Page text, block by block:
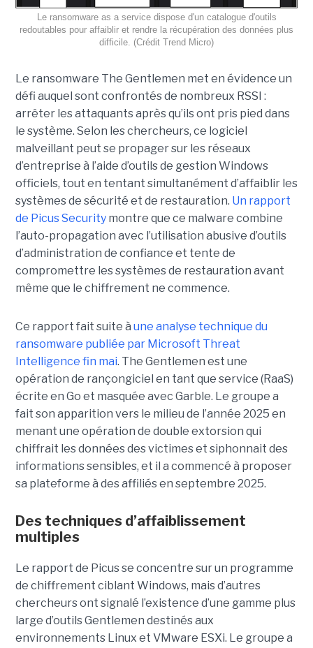
Le ransomware as a service dispose d'un catalogue d'outils
redoutables pour affaiblir et rendre la récupération des données plus
difficile. (Crédit Trend Micro)
Le ransomware The Gentlemen met en évidence un
défi auquel sont confrontés de nombreux RSSI :
arrêter les attaquants après qu’ils ont pris pied dans
le système. Selon les chercheurs, ce logiciel
malveillant peut se propager sur les réseaux
d’entreprise à l’aide d’outils de gestion Windows
officiels, tout en tentant simultanément d’affaiblir les
systèmes de sécurité et de restauration. Un rapport
de Picus Securitymontre que ce malware combine
l’auto-propagation avec l’utilisation abusive d’outils
d’administration de confiance et tente de
compromettre les systèmes de restauration avant
même que le chiffrement ne commence.
Ce rapport fait suite à une analyse technique du
ransomware publiée par Microsoft Threat
Intelligence fin mai. The Gentlemen est une
opération de rançongiciel en tant que service (RaaS)
écrite en Go et masquée avec Garble. Le groupe a
fait son apparition vers le milieu de l’année 2025 en
menant une opération de double extorsion qui
chiffrait les données des victimes et siphonnait des
informations sensibles, et il a commencé à proposer
sa plateforme à des affiliés en septembre 2025.
Des techniques d’affaiblissement
multiples
Le rapport de Picus se concentre sur un programme
de chiffrement ciblant Windows, mais d’autres
chercheurs ont signalé l’existence d’une gamme plus
large d’outils Gentlemen destinés aux
environnements Linux et VMware ESXi. Le groupe a